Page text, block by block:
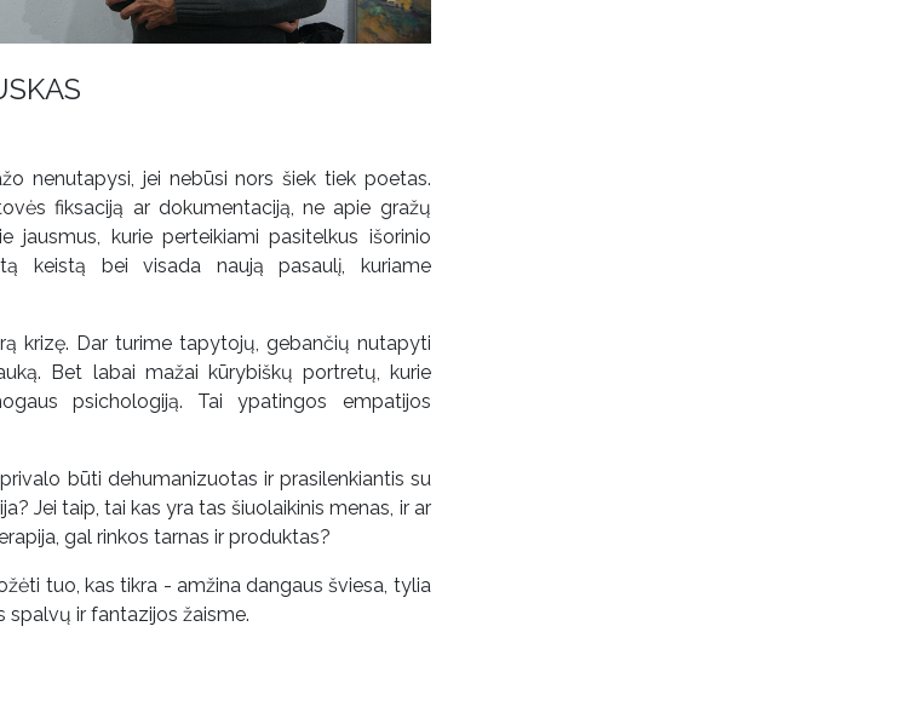
nenutapysi, jei nebūsi nors šiek tiek poetas.
fiksaciją ar dokumentaciją, ne apie gražų
jausmus, kurie perteikiami pasitelkus išorinio
keistą bei visada naują pasaulį, kuriame
krizę. Dar turime tapytojų, gebančių nutapyti
Bet labai mažai kūrybiškų portretų, kurie
psichologiją. Tai ypatingos empatijos
būti dehumanizuotas ir prasilenkiantis su
Jei taip, tai kas yra tas šiuolaikinis menas, ir ar
gal rinkos tarnas ir produktas?
tuo, kas tikra - amžina dangaus šviesa, tylia
spalvų ir fantazijos žaisme.